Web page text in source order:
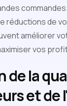
réductions de
améliorer
vos
de la
et de